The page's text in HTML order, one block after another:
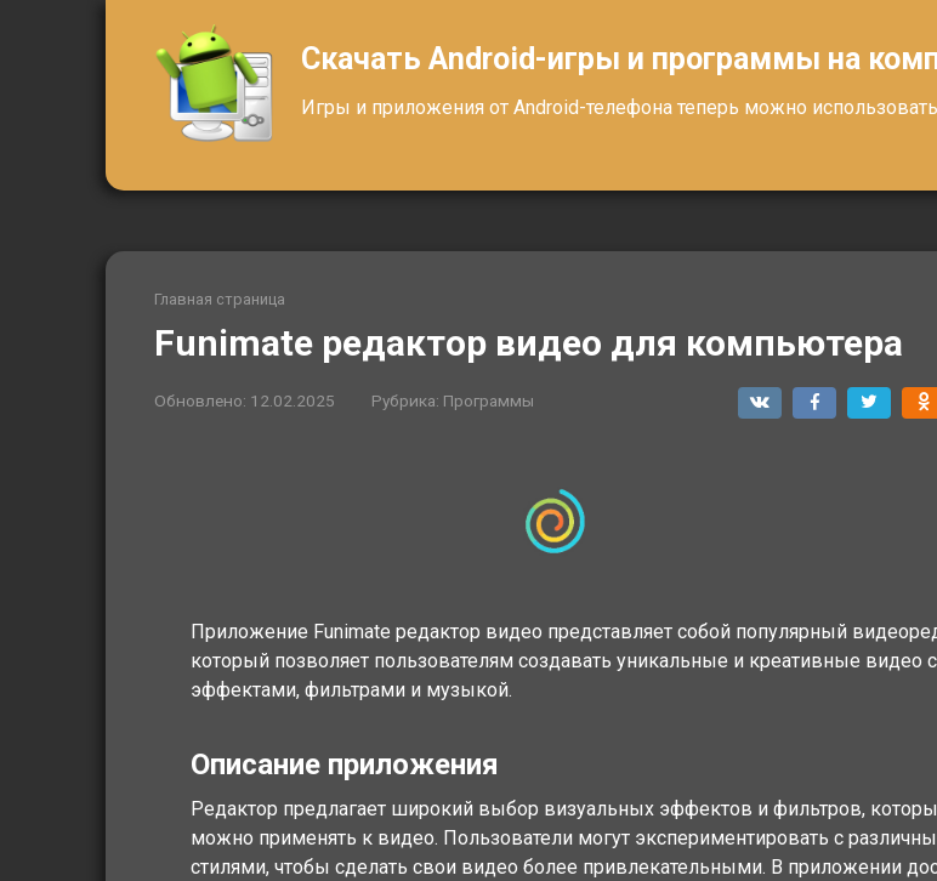
Скачать Android-игры и программы на
Игры и приложения от Android-телефона теперь можно
Главная страница
Funimate редактор видео для компьютера
Обновлено: 12.02.2025 Рубрика: Программы
Приложение Funimate редактор видео представляет собой популярный
который позволяет пользователям создавать уникальные и креативные видео с
эффектами, фильтрами и музыкой.
Описание приложения
Редактор предлагает широкий выбор визуальных эффектов и фильтров,
можно применять к видео. Пользователи могут экспериментировать с
стилями, чтобы сделать свои видео более привлекательными. В приложении